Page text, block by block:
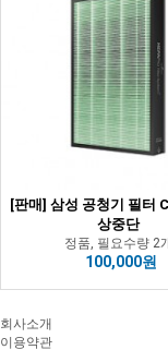
[판매] 삼성 공청기 필터
상중단
정품, 필요수량 2
100,000원
회사소개
이용약관